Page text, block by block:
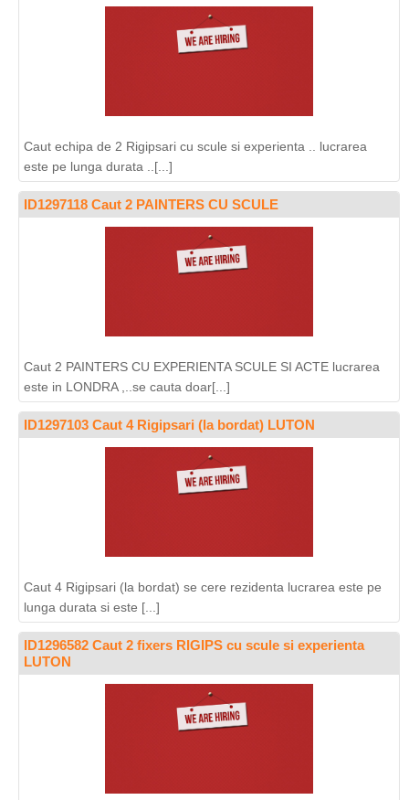
Caut echipa de 2 Rigipsari cu scule si experienta .. lucrarea
este pe lunga durata ..[...]
ID1297118 Caut 2 PAINTERS CU SCULE
Caut 2 PAINTERS CU EXPERIENTA SCULE SI ACTE lucrarea
este in LONDRA ,..se cauta doar[...]
ID1297103 Caut 4 Rigipsari (la bordat) LUTON
Caut 4 Rigipsari (la bordat) se cere rezidenta lucrarea este pe
lunga durata si este [...]
ID1296582 Caut 2 fixers RIGIPS cu scule si experienta
LUTON